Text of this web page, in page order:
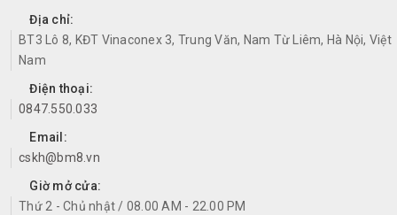
Địa chỉ:
BT3 Lô 8, KĐT Vinaconex 3, Trung Văn, Nam Từ Liêm, Hà Nội, Việt
Nam
Điện thoại:
0847.550.033
Email:
cskh@bm8.vn
Giờ mở cửa:
Thứ 2 - Chủ nhật / 08.00 AM - 22.00 PM